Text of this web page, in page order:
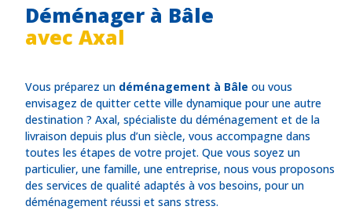
Déménager à Bâle
avec Axal
Vous préparez un déménagement à Bâle ou vous
envisagez de quitter cette ville dynamique pour une autre
destination ? Axal, spécialiste du déménagement et de la
livraison depuis plus d’un siècle, vous accompagne dans
toutes les étapes de votre projet. Que vous soyez un
particulier, une famille, une entreprise, nous vous proposons
des services de qualité adaptés à vos besoins, pour un
déménagement réussi et sans stress.